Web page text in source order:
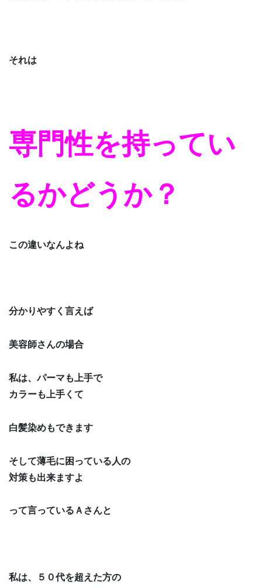
それは
専門性を持ってい
るかどうか？
この違いなんよね
分かりやすく言えば
美容師さんの場合
私は、パーマも上手で
カラーも上手くて
白髪染めもできます
そして薄毛に困っている人の
対策も出来ますよ
って言っているＡさんと
私は、５０代を超えた方の